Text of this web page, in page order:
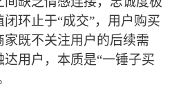
环止于“成交”，用户购买
既不关注用户的后续需
用户，本质是“一锤子买